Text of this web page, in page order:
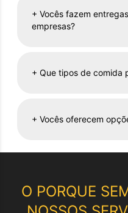
+ Vocês fazem
empresas?
+ Que tipos de comida
+ Vocês oferecem
O PORQUE